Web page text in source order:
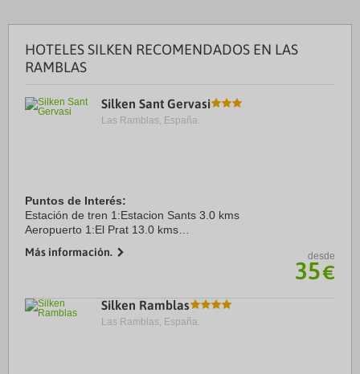
HOTELES SILKEN RECOMENDADOS EN LAS
RAMBLAS
Silken Sant Gervasi
Las Ramblas, España.
Puntos de Interés:
Estación de tren 1:Estacion Sants 3.0 kms
Aeropuerto 1:El Prat 13.0 kms
Centro Ciudad:Ramblas 3.0 kms
Más información. desde
35€
Silken Ramblas
Las Ramblas, España.